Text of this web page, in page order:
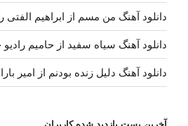
دانلود آهنگ من مسم از ابراهیم الفتی
دانلود آهنگ سیاه سفید از حامیم
دانلود آهنگ دلیل زنده بودنم از امیر